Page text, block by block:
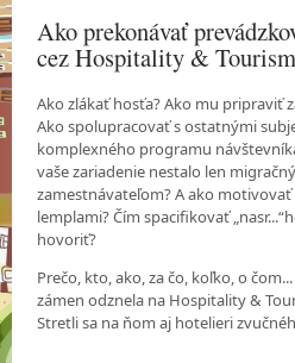
Ako prekonávať
cez Hospitality &
Ako zlákať hosťa? Ako mu pripraviť
Ako spolupracovať s ostatnými
komplexného programu
vaše zariadenie nestalo len
zamestnávateľom? A ako
lemplami? Čím spacifikovať
hovoriť?
Prečo, kto, ako, za čo, koľko, o
zámen odznela na Hospitality &
Stretli sa na ňom aj hotelieri